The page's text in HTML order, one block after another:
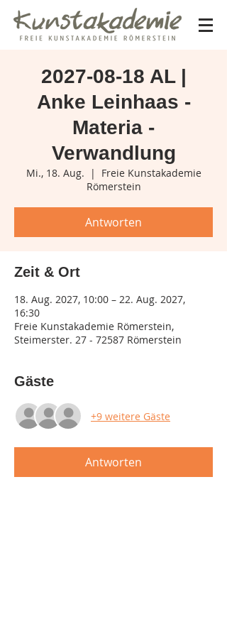
2027-08-18 AL |
Anke Leinhaas -
Materia -
Verwandlung
Mi., 18. Aug.
  |
Freie Kunstakademie
Römerstein
Antworten
Zeit & Ort
18. Aug. 2027, 10:00 – 22. Aug. 2027,
16:30
Freie Kunstakademie Römerstein,
Steimerster. 27 - 72587 Römerstein
Gäste
+9 weitere Gäste
Antworten